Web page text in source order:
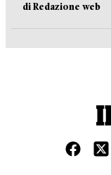
di Redazione web